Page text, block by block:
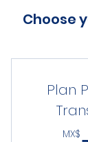
Choose
Plan
MX$